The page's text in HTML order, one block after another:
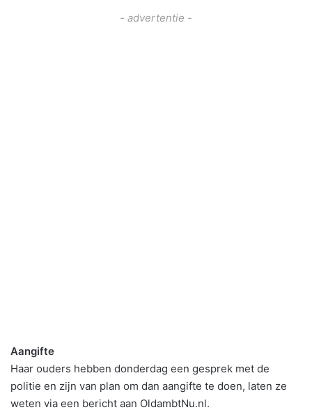
- advertentie -
Aangifte
Haar ouders hebben donderdag een gesprek met de
politie en zijn van plan om dan aangifte te doen, laten ze
weten via een bericht aan OldambtNu.nl.